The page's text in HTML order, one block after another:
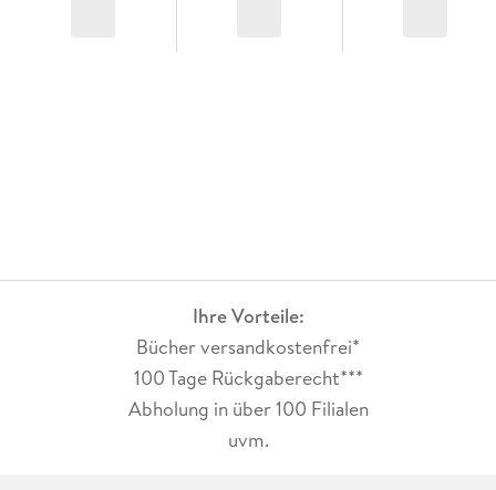
Ihre Vorteile:
Bücher versandkostenfrei*
100 Tage Rückgaberecht***
Abholung in über 100 Filialen
uvm.